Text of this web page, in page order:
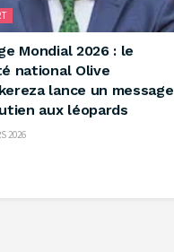
Mondial 2026 : le
national Olive
lance un message
aux léopards
2026